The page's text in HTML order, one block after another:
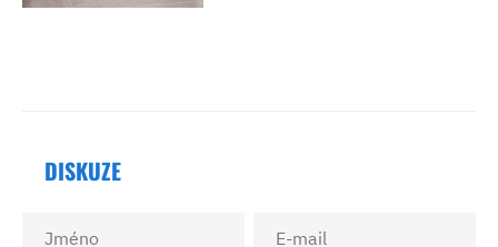
DISKUZE